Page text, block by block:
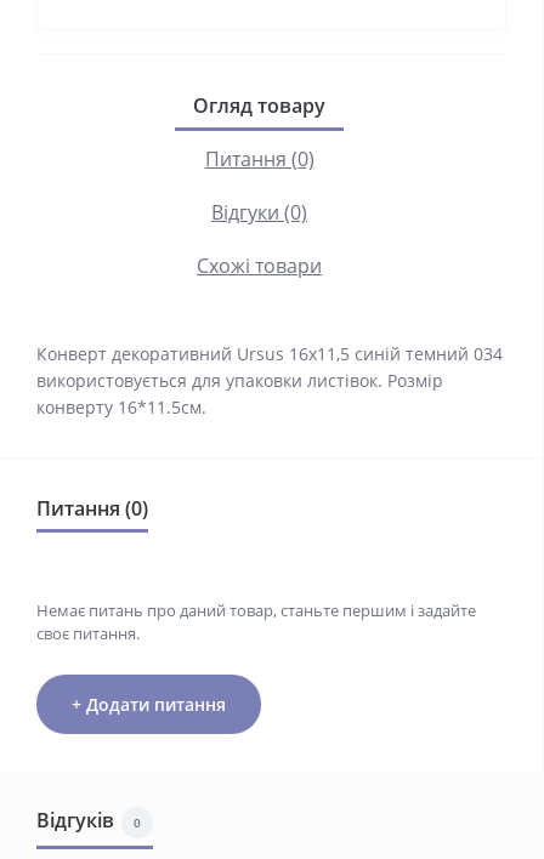
Огляд товару
Питання (0)
Відгуки (0)
Схожі товари
Конверт декоративний Ursus 16х11,5 синій темний 034
використовується для упаковки листівок. Розмір
конверту 16*11.5см.
Питання (0)
Немає питань про даний товар, станьте першим і задайте
своє питання.
+ Додати питання
Відгуків 0